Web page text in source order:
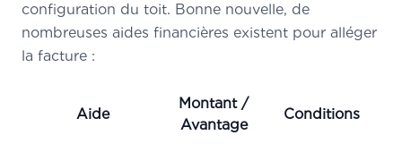
configuration du toit. Bonne nouvelle, de
nombreuses aides financières existent pour alléger
la facture :
Aide
Montant /
Avantage
Conditions